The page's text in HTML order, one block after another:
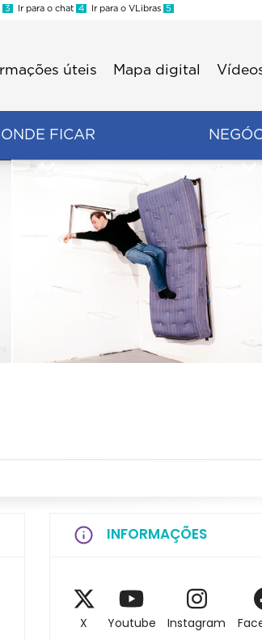
3 Ir para o chat 4 Ir para o VLibras 5
úteis Mapa digital
ONDE FICAR
INFORMAÇÕES
X Youtube Instagram